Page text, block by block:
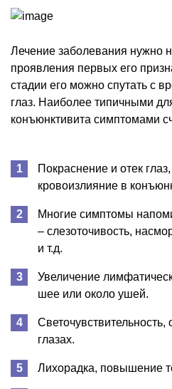
Лечение заболевания нужно
проявления первых его
стадии его можно спутать с
глаз. Наиболее типичными
конъюнктивита симптомами
Покраснение и отек
кровоизлияние в
Многие симптомы
– слезоточивость,
и т.д.
Увеличение
шее или около ушей.
глазах.
Лихорадка, повышение